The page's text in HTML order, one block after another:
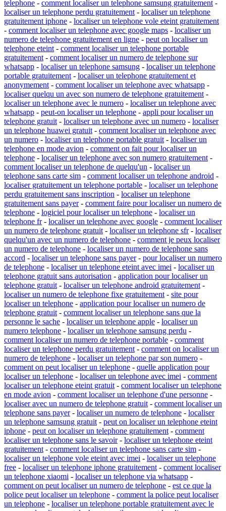
telephone - comment localiser un telephone samsung gratuitement -
localiser un telephone perdu gratuitement - localiser un telephone
gratuitement iphone - localiser un telephone vole eteint gratuitement
- comment localiser un telephone avec google maps - localiser un
numero de telephone gratuitement en ligne - peut on localiser un
telephone eteint - comment localiser un telephone portable
gratuitement - comment localiser un numero de telephone sur
whatsapp - localiser un telephone samsung - localiser un telephone
portable gratuitement - localiser un telephone gratuitement et
anonymement - comment localiser un telephone avec whatsapp -
localiser quelqu un avec son numero de telephone gratuitement -
localiser un telephone avec le numero - localiser un telephone avec
whatsapp - peut-on localiser un telephone - appli pour localiser un
telephone gratuit - localiser un telephone avec un numero - localiser
un telephone huawei gratuit - comment localiser un telephone avec
un numero - localiser un telephone portable gratuit - localiser un
telephone en mode avion - comment on fait pour localiser un
telephone - localiser un telephone avec son numero gratuitement -
comment localiser un telephone de quelqu'un - localiser un
telephone sans carte sim - comment localiser un telephone android -
localiser gratuitement un telephone portable - localiser un telephone
perdu gratuitement sans inscription - localiser un telephone
gratuitement sans payer- comment faire pour localiser un numero de
telephone - logiciel pour localiser un telephone - localiser un
telephone fr- localiser un telephone avec google - comment localiser
un numero de telephone gratuit - localiser un telephone sfr- localiser
quelqu'un avec un numero de telephone - comment je peux localiser
un numero de telephone - localiser un numero de telephone sans
accord - localiser un telephone sans payer- pour localiser un numero
de telephone - localiser un telephone eteint avec imei - localiser un
telephone gratuit sans autorisation - application pour localiser un
telephone gratuit - localiser un telephone android gratuitement -
localiser un numero de telephone fixe gratuitement - site pour
localiser un telephone - application pour localiser un numero de
telephone gratuit - comment localiser un telephone sans que la
personne le sache - localiser un telephone apple - localiser un
numero telephone - localiser un telephone samsung perdu -
comment localiser un numero de telephone portable - comment
localiser un telephone perdu gratuitement - comment on localiser un
numero de telephone - localiser un telephone par son numero -
comment on peut localiser un telephone - quelle application pour
localiser un telephone - localiser un telephone avec imei - comment
localiser un telephone eteint gratuit - comment localiser un telephone
en mode avion - comment localiser un telephone d'une personne -
localiser avec un numero de telephone gratuit - comment localiser un
telephone sans payer- localiser un numero de telephone - localiser
un telephone samsung gratuit - peut on localiser un telephone eteint
iphone - peut on localiser un telephone gratuitement - comment
localiser un telephone sans le savoir- localiser un telephone eteint
gratuitement - comment localiser un telephone sans carte sim -
localiser un telephone vole eteint avec imei - localiser un telephone
free - localiser un telephone iphone gratuitement - comment localiser
un telephone xiaomi - localiser un telephone via whatsapp -
comment on peut localiser un numero de telephone - est ce que la
police peut localiser un telephone - comment la police peut localiser
un telephone - localiser un telephone portable gratuitement avec le